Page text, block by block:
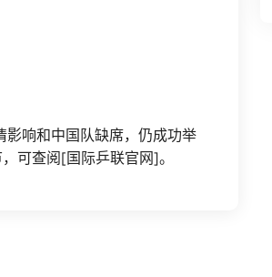
影响和中国队缺席，仍成功举
可查阅[国际乒联官网]。